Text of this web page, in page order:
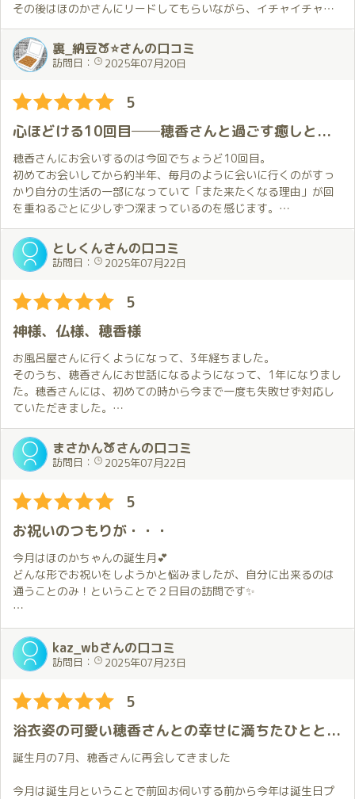
その後はほのかさんにリードしてもらいながら、イチャイチャか
ら濃厚な洗い場まで、あっという間の時間を楽しく過ごすことが
できました。
合間の会話の時間も心地良くて、一年前のことをほのかさんが覚
えてくれていて凄く嬉しい気持ちになれました。
今月はほのかさんの誕生月。お祝いは言えましたが、ほのかさん
から、全身に癒やしをたくさんいただいた時間になりました。ま
た会いに行きます!
スタッフの皆様も、電話から送迎までいつも丁寧に対応していた
だきありがとうございました。
裏_納豆🍑⭐さんの口コミ
訪問日： 2025年07月20日
5
心ほどける10回目──穂香さんと過ごす癒しと色香の2枠時間
穂香さんにお会いするのは今回でちょうど10回目。
初めてお会いしてから約半年、毎月のように会いに行くのがすっ
かり自分の生活の一部になっていて「また来たくなる理由」が回
を重ねるごとに少しずつ深まっているのを感じます。
そんな節目の今回は穂香さんのお誕生月という特別なタイミン
グ。
少しでもゆっくり過ごしたいと思い、２枠のロングコースで予約
しました。
階段で出迎えてくれた穂香さんはリクエストしていた浴衣姿で登
場。
しかも、その浴衣が穂香さんカラーで彼女らしい優しさや柔らか
さが一層際立って見えました。
笑顔で出迎えてくれた瞬間から既に癒しは始まっていたような気
がします。
部屋に入ってすぐのハグもいつも通りふんわりと温かくて言葉に
しなくても安心感が伝わってきます。
変わらない穂香さんの空気感に心がすっと落ち着いていくのを感
じました。
時間に余裕がある分、今回の会話はいつもより少し深くゆったり
としたものでした。
近況報告や何気ない笑い話を交わしながらの空気感が本当に心地
よく、気を張らずに自然体でいられることが何よりの癒しです。
でもそれだけでなく今回は少し重めの話題をする場面もありまし
た。
普段なら人に話さないような感情や弱さも穂香さんにはなぜか自
然と話せてしまいます。
そんな時彼女は無理に答えを出そうとはせず、穏やかなまま話を
受け止めてくれます。
その姿勢に静かに寄り添ってもらっているような気持ちになり、
言葉以上の安心感をもらえました。
途中、穂香さんカラーのドレスに着替えてくれたのも印象的でし
た。
実は自分がこの日を迎える数日前、ドレス姿の写真を見て「浴衣
姿と迷ってしまった」と言ったのを彼女が察してくれたのかもし
あえて雰囲気を変えてくれたその気遣いがとても嬉しく何気ない
としくんさんの口コミ
訪問日： 2025年07月22日
5
神様、仏様、穂香様
お風呂屋さんに行くようになって、3年経ちました。
そのうち、穂香さんにお世話になるようになって、1年になりまし
た。穂香さんには、初めての時から今まで一度も失敗せず対応し
ていただきました。
そして今回、3年でようやく最終目標に到達することができまし
た。これもひとえに穂香様のお陰だと思っております。本当にあ
りがとうございました。これからも穂香様一筋、贔屓にしていき
ますので、どうぞよろしくお願い申し上げます。
まさかん🍑さんの口コミ
訪問日： 2025年07月22日
5
お祝いのつもりが・・・
今月はほのかちゃんの誕生月💕
どんな形でお祝いをしようかと悩みましたが、自分に出来るのは
通うことのみ！ということで２日目の訪問です✨
前回からは10日ぶり。
いつもよりインターバルが短いから、会えない期間も我慢できる
かなと思いましたが、これが思った以上に苦行でした😖
会いたくて仕方ない💕
YouTubeの配信でガス抜きをし、配信日以外は前回もらったアク
スタを眺めて気を紛らす日々でした。
そして当日。
今回は夜にしたので１日が長かった😖
で、しっかり働いて川崎へ🚋
kaz_wbさんの口コミ
訪問日： 2025年07月23日
5
浴衣姿の可愛い穂香さんとの幸せに満ちたひとときでした
誕生月の7月、穂香さんに再会してきました
今月は誕生月ということで前回お伺いする前から今年は誕生日プ